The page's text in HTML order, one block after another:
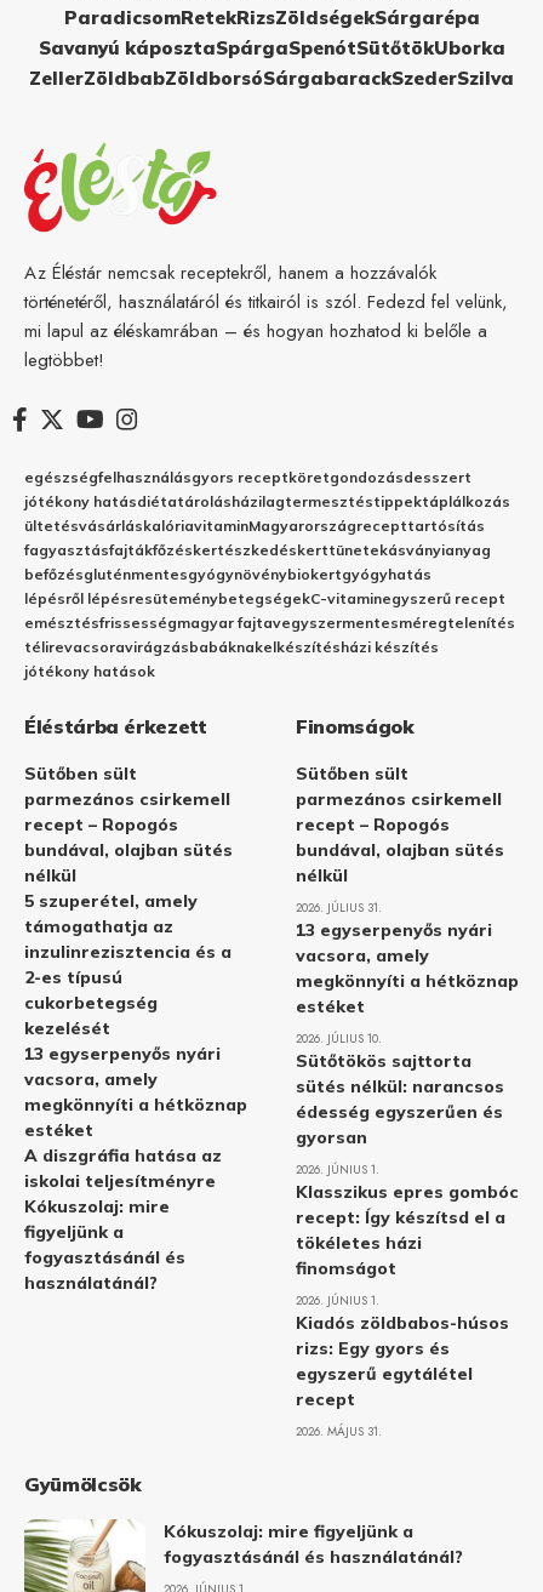
ParadicsomRetekRizsZöldségekSárgarépa
Savanyú káposztaSpárgaSpenótSütőtökUborka
ZellerZöldbabZöldborsóSárgabarackSzederSzilva
Az Éléstár nemcsak receptekről, hanem a hozzávalók
történetéről, használatáról és titkairól is szól. Fedezd fel velünk,
mi lapul az éléskamrában – és hogyan hozhatod ki belőle a
legtöbbet!
egészségfelhasználásgyors receptköretgondozásdesszert
jótékony hatásdiétatárolásházilagtermesztéstippektáplálkozás
ültetésvásárláskalóriavitaminMagyarországrecepttartósítás
fagyasztásfajtákfőzéskertészkedéskerttünetekásványianyag
befőzésgluténmentesgyógynövénybiokertgyógyhatás
lépésről lépésresüteménybetegségekC-vitaminegyszerű recept
emésztésfrissességmagyar fajtavegyszermentesméregtelenítés
télirevacsoravirágzásbabáknakelkészítésházi készítés
jótékony hatások
Éléstárba érkezett
Sütőben sült
parmezános csirkemell
recept – Ropogós
bundával, olajban sütés
nélkül
5 szuperétel, amely
támogathatja az
inzulinrezisztencia és a
2-es típusú
cukorbetegség
kezelését
13 egyserpenyős nyári
vacsora, amely
megkönnyíti a hétköznap
estéket
A diszgráfia hatása az
iskolai teljesítményre
Kókuszolaj: mire
figyeljünk a
fogyasztásánál és
használatánál?
Finomságok
Sütőben sült
parmezános csirkemell
recept – Ropogós
bundával, olajban sütés
nélkül
2026. JÚLIUS 31.
13 egyserpenyős nyári
vacsora, amely
megkönnyíti a hétköznap
estéket
2026. JÚLIUS 10.
Sütőtökös sajttorta
sütés nélkül: narancsos
édesség egyszerűen és
gyorsan
2026. JÚNIUS 1.
Klasszikus epres gombóc
recept: Így készítsd el a
tökéletes házi
finomságot
2026. JÚNIUS 1.
Kiadós zöldbabos-húsos
rizs: Egy gyors és
egyszerű egytálétel
recept
2026. MÁJUS 31.
Gyümölcsök
Kókuszolaj: mire figyeljünk a
fogyasztásánál és használatánál?